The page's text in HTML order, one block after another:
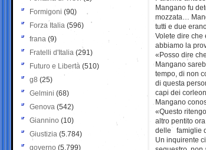
Mangano fu
mozzata…
tutti e due
Volete dire che
abbiamo la
«Posso dire
Mangano
tempo, di non
di questa
capi dei
Mangano
«Questo
altro pentito
delle famiglie
Un inquirente
Formigoni (90)
Forza Italia (596)
frana (9)
Fratelli d'Italia (291)
Futuro e Libertà (510)
g8 (25)
Gelmini (68)
Genova (542)
Giannino (10)
Giustizia (5.784)
governo (5.799)